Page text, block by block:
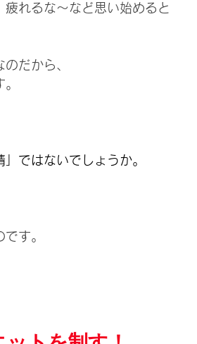
れるな～など思い始めると
だから、
ではないでしょうか。
す。